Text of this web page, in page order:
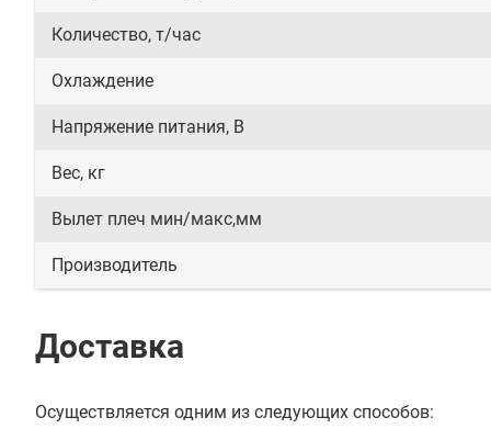
Количество, т/час
Охлаждение
Напряжение питания, В
Вес, кг
Вылет плеч мин/макс,мм
Производитель
Доставка
Осуществляется одним из следующих способов: